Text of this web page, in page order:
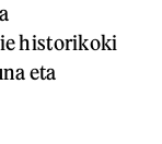
historikoki
eta